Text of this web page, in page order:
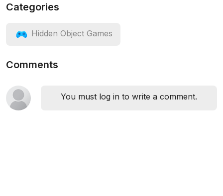
Categories
Hidden Object Games
Comments
You must log in to write a comment.